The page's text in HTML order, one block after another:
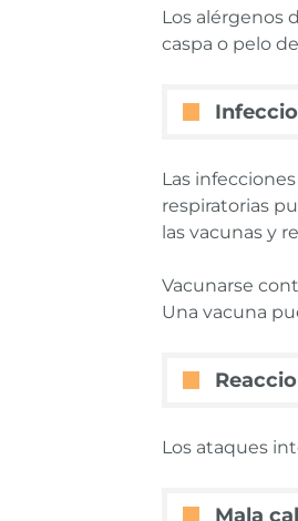
Los alérgenos
caspa o pelo
Las
respiratorias
las vacunas y
Vacunarse
Una vacuna
Los ataques
Mala